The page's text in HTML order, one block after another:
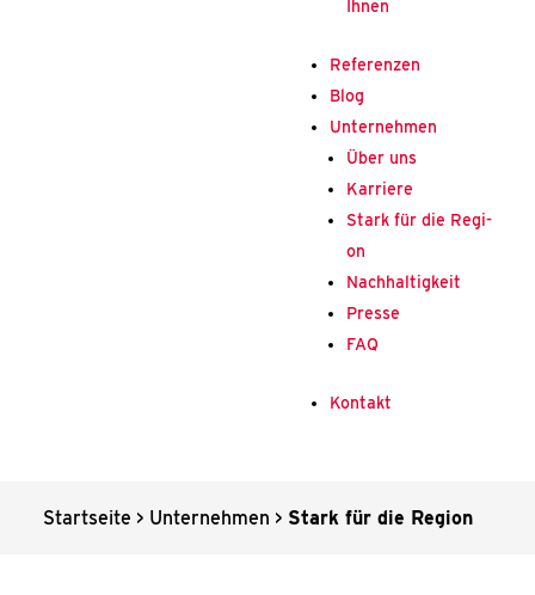
Ihnen
Refe­ren­zen
Blog
Unter­neh­men
Über uns
Kar­rie­re
Stark für die Regi­
on
Nach­hal­tig­keit
Pres­se
FAQ
Kon­takt
Start­sei­te > Unter­neh­men > Stark für die Regi­on